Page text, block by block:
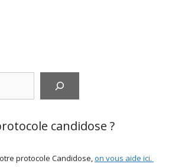
candidose ?
protocole Candidose,on vous aide ici.